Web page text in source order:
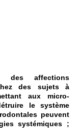
des affections
des sujets à
aux micro-
le système
peuvent
systémiques ;